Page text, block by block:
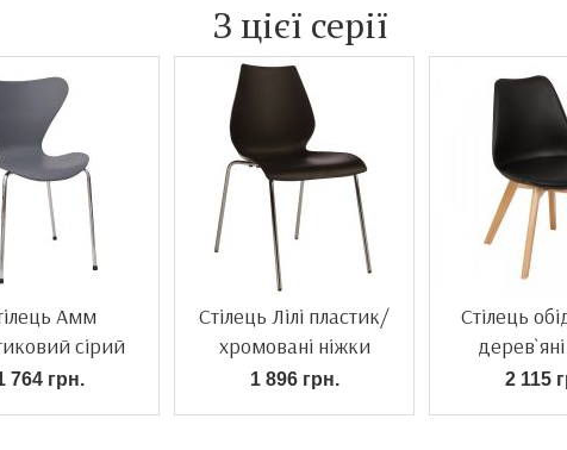
З цієї серії
Амм
сірий
764 грн.
Стілець Лілі пластик/
хромовані ніжки
1 896 грн.
Стілець
2 115